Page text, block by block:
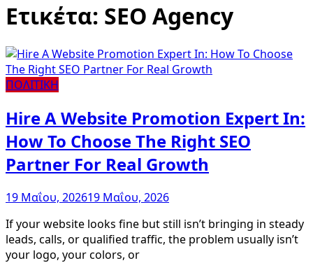
Ετικέτα: SEO Agency
ΠΟΛΙΤΙΚΗ
Hire A Website Promotion Expert In:
How To Choose The Right SEO
Partner For Real Growth
19 Μαΐου, 202619 Μαΐου, 2026
If your website looks fine but still isn’t bringing in steady
leads, calls, or qualified traffic, the problem usually isn’t
your logo, your colors, or